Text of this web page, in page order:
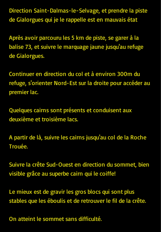
Direction Saint-Dalmas-le-Selvage, et prendre la piste
de Gialorgues qui je le rappelle est en mauvais état
Après avoir parcouru les 5 km de piste, se garer à la
balise 73, et suivre le marquage jaune jusqu'au refuge
de Gialorgues.
Continuer en direction du col et à environ 300m du
refuge, s'orienter Nord-Est sur la droite pour accéder au
premier lac.
Quelques cairns sont présents et conduisent aux
deuxième et troisième lacs.
A partir de là, suivre les cairns jusqu'au col de la Roche
Trouée.
Suivre la crête Sud-Ouest en direction du sommet, bien
visible grâce au superbe cairn qui le coiffe!
Le mieux est de gravir les gros blocs qui sont plus
stables que les éboulis et de retrouver le fil de la crête.
On atteint le sommet sans difficulté.